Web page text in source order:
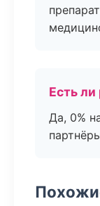
Есть ли
Да, 0%